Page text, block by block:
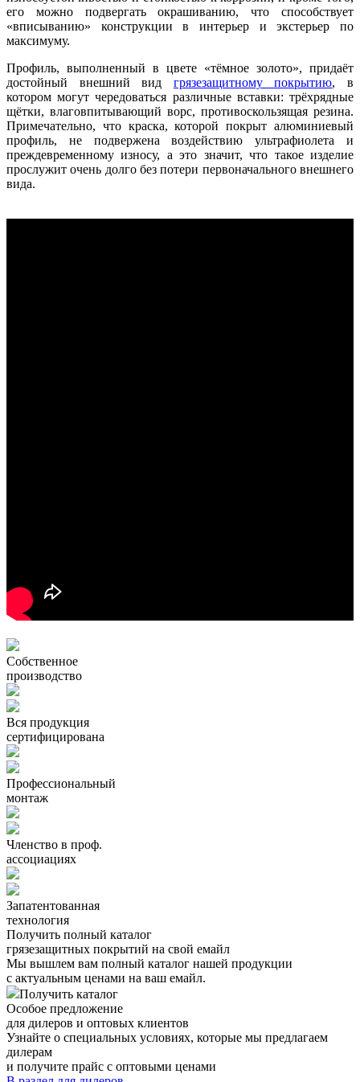
его можно подвергать окрашиванию, что способствует
«вписыванию» конструкции в интерьер и экстерьер по
максимуму.
Профиль, выполненный в цвете «тёмное золото», придаёт
достойный внешний вид грязезащитному покрытию, в
котором могут чередоваться различные вставки: трёхрядные
щётки, влаговпитывающий ворс, противоскользящая резина.
Примечательно, что краска, которой покрыт алюминиевый
профиль, не подвержена воздействию ультрафиолета и
преждевременному износу, а это значит, что такое изделие
прослужит очень долго без потери первоначального внешнего
вида.
Собственное
производство
Вся продукция
сертифицирована
Профессиональный
монтаж
Членство в проф.
ассоциациях
Запатентованная
технология
Получить полный каталог
грязезащитных покрытий на свой емайл
Мы вышлем вам полный каталог нашей продукции
с актуальным ценами на ваш емайл.
Получить каталог
Особое предложение
для дилеров и оптовых клиентов
Узнайте о специальных условиях, которые мы предлагаем
дилерам
и получите прайс с оптовыми ценами